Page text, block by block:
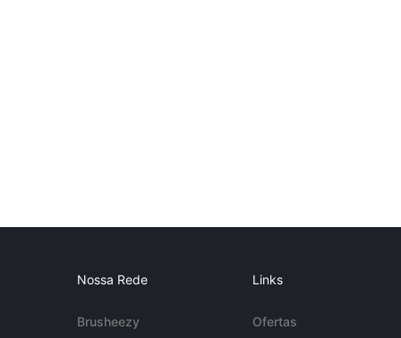
Nossa Rede
Brusheezy
Links
Ofertas